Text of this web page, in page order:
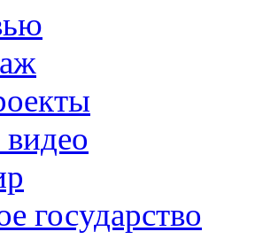
государство